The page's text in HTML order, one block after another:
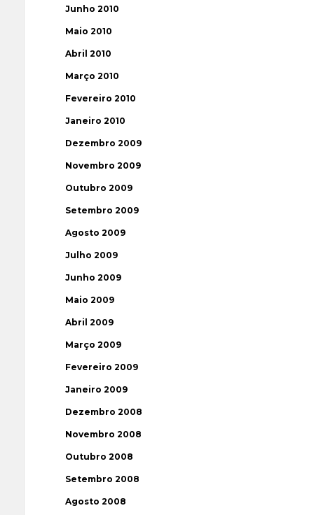
Junho 2010
Maio 2010
Abril 2010
Março 2010
Fevereiro 2010
Janeiro 2010
Dezembro 2009
Novembro 2009
Outubro 2009
Setembro 2009
Agosto 2009
Julho 2009
Junho 2009
Maio 2009
Abril 2009
Março 2009
Fevereiro 2009
Janeiro 2009
Dezembro 2008
Novembro 2008
Outubro 2008
Setembro 2008
Agosto 2008